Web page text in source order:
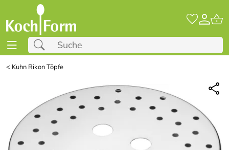
< Kuhn Rikon Töpfe